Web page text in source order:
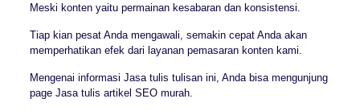
Meski konten yaitu permainan kesabaran dan konsistensi.
Tiap kian pesat Anda mengawali, semakin cepat Anda akan
memperhatikan efek dari layanan pemasaran konten kami.
Mengenai informasi Jasa tulis tulisan ini, Anda bisa mengunjung
page Jasa tulis artikel SEO murah.